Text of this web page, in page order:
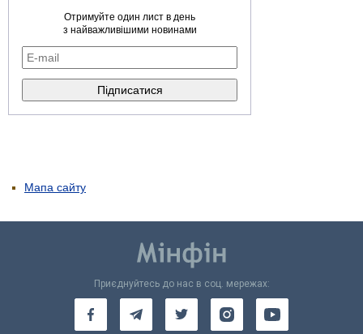
Отримуйте один лист в день
з найважливішими новинами
Мапа сайту
Приєднуйтесь до нас в соц. мережах: